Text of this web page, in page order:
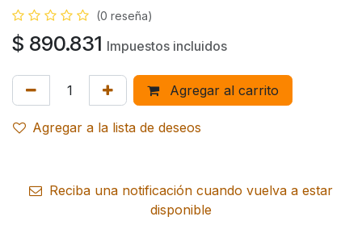
(0 reseña)
$ 890.831 Impuestos incluidos
Agregar al carrito
Agregar a la lista de deseos
Reciba una notificación cuando vuelva a estar
disponible